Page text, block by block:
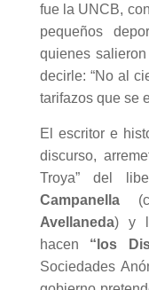
fue la UNCB,
pequeños
quienes
decirle: “No al
tarifazos que se
El escritor e
discurso,
Troya” del
Campanella
Avellaneda) y
hacen “los
Sociedades